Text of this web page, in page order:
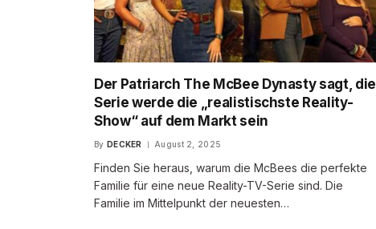
Der Patriarch The McBee Dynasty sagt, die
Serie werde die „realistischste Reality-
Show“ auf dem Markt sein
By DECKER August 2, 2025
Finden Sie heraus, warum die McBees die perfekte
Familie für eine neue Reality-TV-Serie sind. Die
Familie im Mittelpunkt der neuesten…